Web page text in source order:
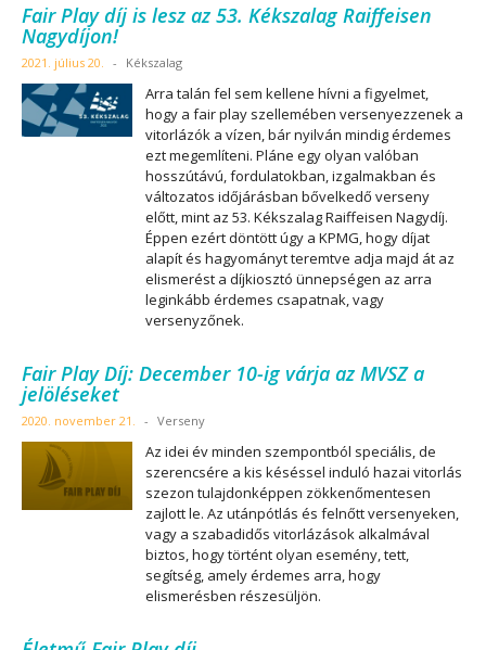
Fair Play díj is lesz az 53. Kékszalag Raiffeisen
Nagydíjon!
2021. július 20. - Kékszalag
Arra talán fel sem kellene hívni a figyelmet,
hogy a fair play szellemében versenyezzenek a
vitorlázók a vízen, bár nyilván mindig érdemes
ezt megemlíteni. Pláne egy olyan valóban
hosszútávú, fordulatokban, izgalmakban és
változatos időjárásban bővelkedő verseny
előtt, mint az 53. Kékszalag Raiffeisen Nagydíj.
Éppen ezért döntött úgy a KPMG, hogy díjat
alapít és hagyományt teremtve adja majd át az
elismerést a díjkiosztó ünnepségen az arra
leginkább érdemes csapatnak, vagy
versenyzőnek.
Fair Play Díj: December 10-ig várja az MVSZ a
jelöléseket
2020. november 21. - Verseny
Az idei év minden szempontból speciális, de
szerencsére a kis késéssel induló hazai vitorlás
szezon tulajdonképpen zökkenőmentesen
zajlott le. Az utánpótlás és felnőtt versenyeken,
vagy a szabadidős vitorlázások alkalmával
biztos, hogy történt olyan esemény, tett,
segítség, amely érdemes arra, hogy
elismerésben részesüljön.